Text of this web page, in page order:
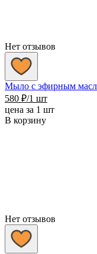
Нет отзывов
Мыло с эфирным
580 ₽/1 шт
цена за 1 шт
В корзину
Нет отзывов